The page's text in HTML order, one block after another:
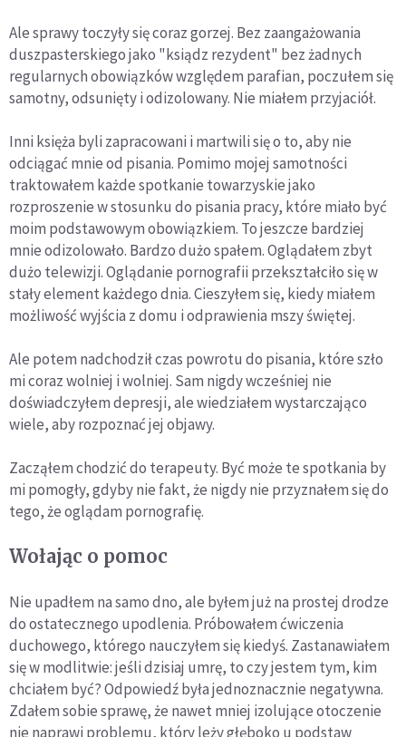
Ale sprawy toczyły się coraz gorzej. Bez zaangażowania
duszpasterskiego jako "ksiądz rezydent" bez żadnych
regularnych obowiązków względem parafian, poczułem się
samotny, odsunięty i odizolowany. Nie miałem przyjaciół.
Inni księża byli zapracowani i martwili się o to, aby nie
odciągać mnie od pisania. Pomimo mojej samotności
traktowałem każde spotkanie towarzyskie jako
rozproszenie w stosunku do pisania pracy, które miało być
moim podstawowym obowiązkiem. To jeszcze bardziej
mnie odizolowało. Bardzo dużo spałem. Oglądałem zbyt
dużo telewizji. Oglądanie pornografii przekształciło się w
stały element każdego dnia. Cieszyłem się, kiedy miałem
możliwość wyjścia z domu i odprawienia mszy świętej.
Ale potem nadchodził czas powrotu do pisania, które szło
mi coraz wolniej i wolniej. Sam nigdy wcześniej nie
doświadczyłem depresji, ale wiedziałem wystarczająco
wiele, aby rozpoznać jej objawy.
Zacząłem chodzić do terapeuty. Być może te spotkania by
mi pomogły, gdyby nie fakt, że nigdy nie przyznałem się do
tego, że oglądam pornografię.
Wołając o pomoc
Nie upadłem na samo dno, ale byłem już na prostej drodze
do ostatecznego upodlenia. Próbowałem ćwiczenia
duchowego, którego nauczyłem się kiedyś. Zastanawiałem
się w modlitwie: jeśli dzisiaj umrę, to czy jestem tym, kim
chciałem być? Odpowiedź była jednoznacznie negatywna.
Zdałem sobie sprawę, że nawet mniej izolujące otoczenie
nie naprawi problemu, który leży głęboko u podstaw